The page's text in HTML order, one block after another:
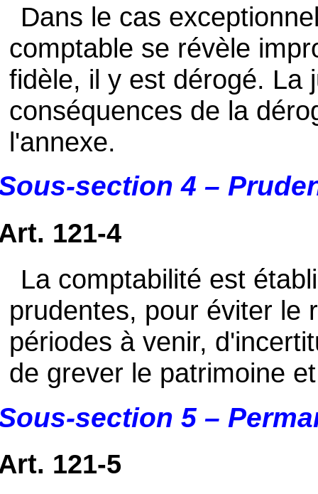
Dans le cas
comptable se révèle
fidèle, il y est dérogé. La
conséquences de la
l'annexe.
section 4 –
121-4
La comptabilité est
prudentes, pour éviter le
périodes à venir,
de grever le patrimoine
section 5 –
121-5